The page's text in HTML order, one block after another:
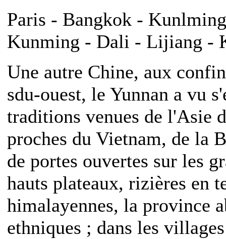
Paris - Bangkok -
Kunming - Dali - Lijiang -
Une autre Chine, aux
sdu-ouest, le Yunnan a vu
traditions venues de l'Asie
proches du Vietnam, de la
de portes ouvertes sur les
hauts plateaux, rizières en
himalayennes, la province
ethniques ; dans les